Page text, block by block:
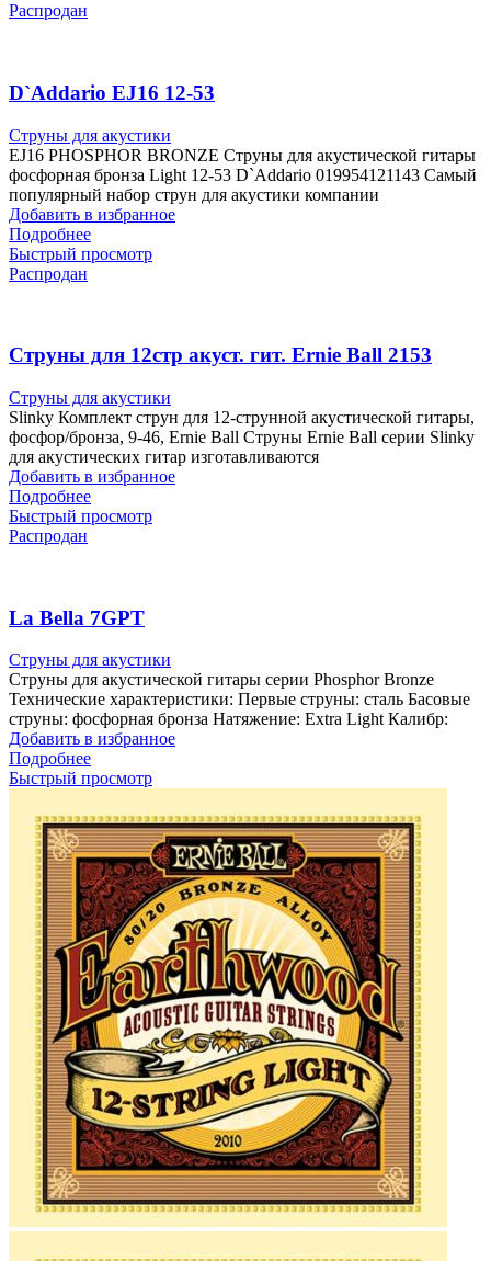
Распродан
D`Addario EJ16 12-53
Струны для акустики
EJ16 PHOSPHOR BRONZE Струны для акустической гитары
фосфорная бронза Light 12-53 D`Addario 019954121143 Самый
популярный набор струн для акустики компании
Добавить в избранное
Подробнее
Быстрый просмотр
Распродан
Cтруны для 12стр акуст. гит. Ernie Ball 2153
Струны для акустики
Slinky Комплект струн для 12-струнной акустической гитары,
фосфор/бронза, 9-46, Ernie Ball Струны Ernie Ball серии Slinky
для акустических гитар изготавливаются
Добавить в избранное
Подробнее
Быстрый просмотр
Распродан
La Bella 7GPT
Струны для акустики
Струны для акустической гитары серии Phosphor Bronze
Технические характеристики: Первые струны: сталь Басовые
струны: фосфорная бронза Натяжение: Extra Light Калибр:
Добавить в избранное
Подробнее
Быстрый просмотр